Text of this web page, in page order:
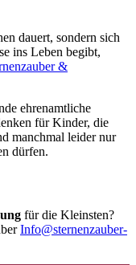
dauert, sondern sich
ins Leben begibt,
&
ehrenamtliche
für Kinder, die
manchmal leider nur
dürfen.
für die Kleinsten?
Info@sternenzauber-